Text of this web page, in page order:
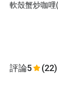
軟殼蟹炒咖哩
評論5 (22)